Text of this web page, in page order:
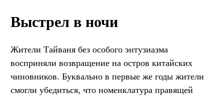
Выстрел в ночи
Жители Тайваня без особого энтузиазма
восприняли возвращение на остров китайских
чиновников. Буквально в первые же годы жители
смогли убедиться, что номенклатура правящей